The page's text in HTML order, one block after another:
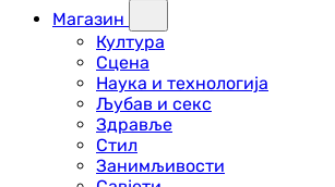
Магазин
Култура
Сцена
Наука и технологија
Љубав и секс
Здравље
Стил
Занимљивости